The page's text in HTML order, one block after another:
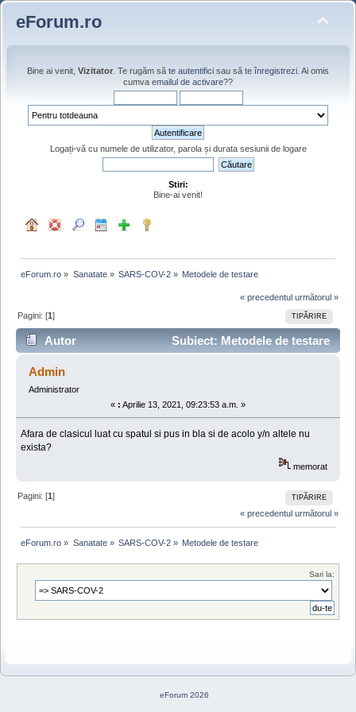
eForum.ro
Bine ai venit, Vizitator . Te rugăm să te autentifici sau să te înregistrezi . Ai omis
cumva emailul de activare??
Logați-vă cu numele de utilizator, parola și durata sesiunii de logare
Stiri:
Bine-ai venit!
eForum.ro » Sanatate» SARS-COV-2» Metodele de testare
« precedentul următorul »
TIPĂRIRE
Pagini: [1]
Autor
Subiect: Metodele de testare
(Citit de 72086 ori)
Admin
Administrator
« : Aprilie 13, 2021, 09:23:53 a.m. »
Afara de clasicul luat cu spatul si pus in bla si de acolo y/n altele nu
exista?
memorat
TIPĂRIRE
Pagini: [1]
« precedentul următorul »
eForum.ro » Sanatate» SARS-COV-2» Metodele de testare
Sari la:
eForum 2026